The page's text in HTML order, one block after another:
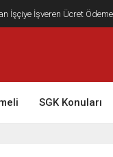
İşçiye İşveren Ücret
SGK Konuları